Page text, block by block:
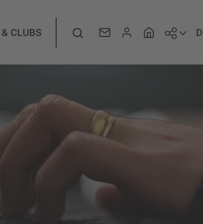
CLUBS Suche